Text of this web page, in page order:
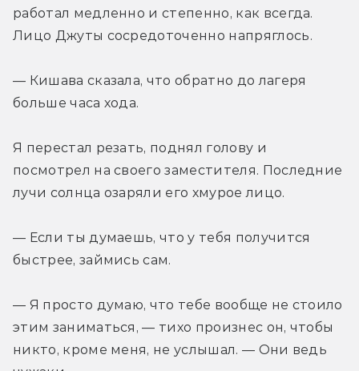
работал медленно и степенно, как всегда.
Лицо Джуты сосредоточенно напряглось.
— Кишава сказала, что обратно до лагеря
больше часа хода.
Я перестал резать, поднял голову и
посмотрел на своего заместителя. Последние
лучи солнца озаряли его хмурое лицо.
— Если ты думаешь, что у тебя получится
быстрее, займись сам.
— Я просто думаю, что тебе вообще не стоило
этим заниматься, — тихо произнес он, чтобы
никто, кроме меня, не услышал. — Они ведь